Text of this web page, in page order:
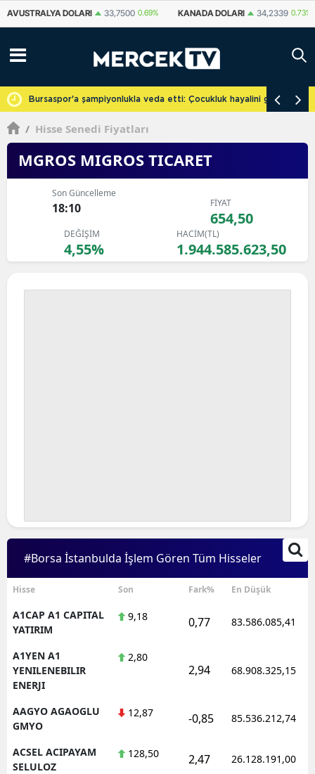
KANADA DOLARI 34,2339 0.73% İSVIÇRE FRANKI 59,1179 0.82%
Bursaspor'a şampiyonlukla veda etti: Çocukluk hayalini
/ Hisse Senedi Fiyatları
MGROS MIGROS TICARET
Son Güncelleme
18:10 FİYAT
654,50
DEĞİŞİM
4,55%
HACİM(TL)
1.944.585.623,50
#Borsa İstanbulda İşlem Gören Tüm Hisseler
Hisse Son Fark% En Düşük
A1CAP A1 CAPITAL
YATIRIM
9,18 0,77 83.586.085,41
A1YEN A1
YENILENEBILIR
ENERJI
2,80
2,94 68.908.325,15
AAGYO AGAOGLU
GMYO
12,87 -0,85 85.536.212,74
ACSEL ACIPAYAM
SELULOZ
128,50 2,47 26.128.191,00